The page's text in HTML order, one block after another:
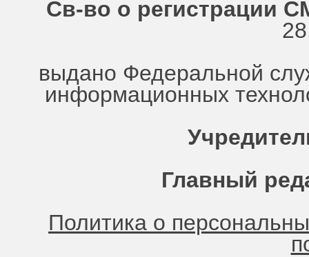
Св-во о регистрации
выдано Федеральной
информационных
Главный
Политика о